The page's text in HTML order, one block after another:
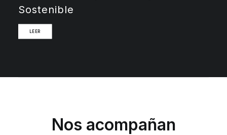
Sostenible
LEER
Nos acompañan